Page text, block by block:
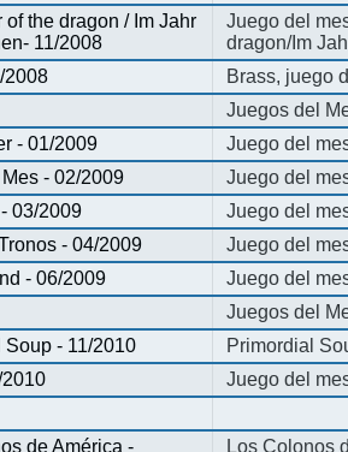
of the dragon / Im Jahr
11/2008
Juego del
dragon/Im
2008
Brass, juego
Juegos del
- 01/2009
Juego del
- 02/2009
Juego del
03/2009
Juego del
- 04/2009
Juego del
- 06/2009
Juego del
Juegos del
Soup - 11/2010
Primordial
Juego del
de América -
Los Colonos